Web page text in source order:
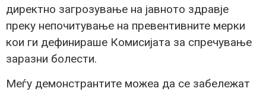
директно загрозување на јавното здравје
преку непочитување на превентивните мерки
кои ги дефинираше Комисијата за спречување
заразни болести.
Меѓу демонстрантите можеа да се забележат